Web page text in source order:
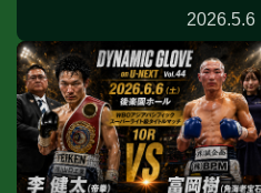
2026.5.6